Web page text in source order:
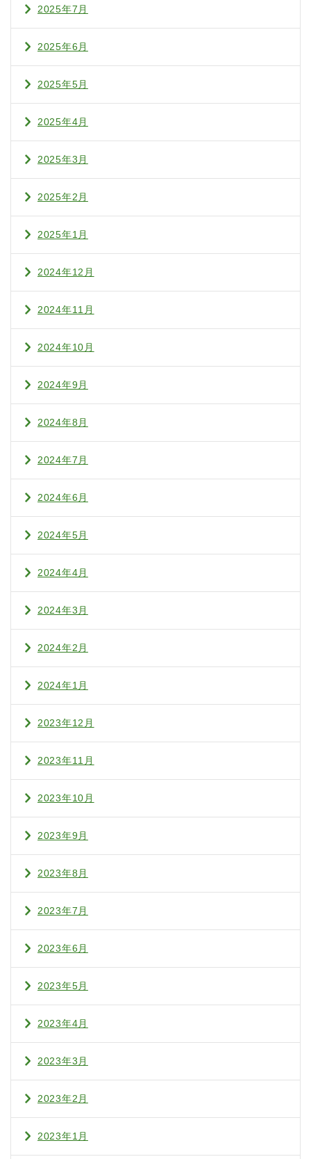
2025年7月
2025年6月
2025年5月
2025年4月
2025年3月
2025年2月
2025年1月
2024年12月
2024年11月
2024年10月
2024年9月
2024年8月
2024年7月
2024年6月
2024年5月
2024年4月
2024年3月
2024年2月
2024年1月
2023年12月
2023年11月
2023年10月
2023年9月
2023年8月
2023年7月
2023年6月
2023年5月
2023年4月
2023年3月
2023年2月
2023年1月